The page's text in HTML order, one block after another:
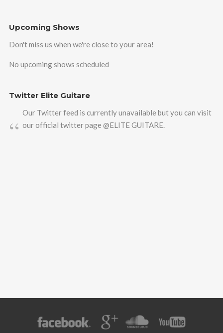
Upcoming Shows
Don't miss us when we're close to your area!
No upcoming shows scheduled
Twitter Elite Guitare
Our Twitter feed is currently unavailable but you can visit
our official twitter page @ELITE GUITARE.